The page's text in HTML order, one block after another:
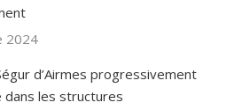
2024
d’Airmes progressivement
les structures